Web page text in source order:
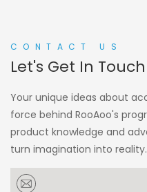
CONTACT US
Let's Get In
Your unique ideas about
force behind RooAoo's
product knowledge and
turn imagination into reality.